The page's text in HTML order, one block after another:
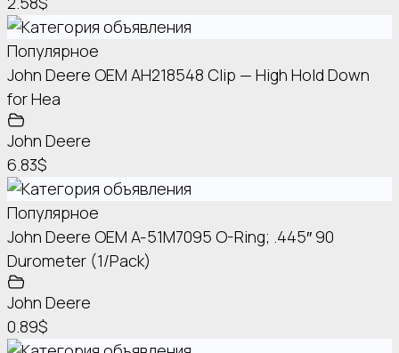
Популярное
John Deere OEM AH218548 Clip — High Hold Down
for Hea
John Deere
6.83$
Популярное
John Deere OEM A-51M7095 O-Ring; .445″ 90
Durometer (1/Pack)
John Deere
0.89$